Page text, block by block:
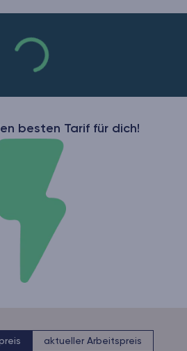
besten Tarif für dich!
aktueller Arbeitspreis